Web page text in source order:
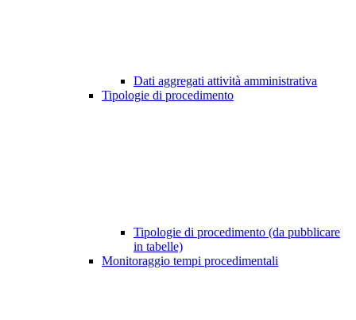
Dati aggregati attività amministrativa
Tipologie di procedimento
Tipologie di procedimento (da pubblicare
in tabelle)
Monitoraggio tempi procedimentali